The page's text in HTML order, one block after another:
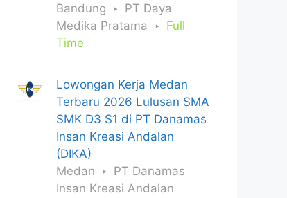
Bandung
PT Daya
Medika Pratama
Full
Time
Lowongan Kerja Medan
Terbaru 2026 Lulusan SMA
SMK D3 S1 di PT Danamas
Insan Kreasi Andalan
(DIKA)
Medan
PT Danamas
Insan Kreasi Andalan